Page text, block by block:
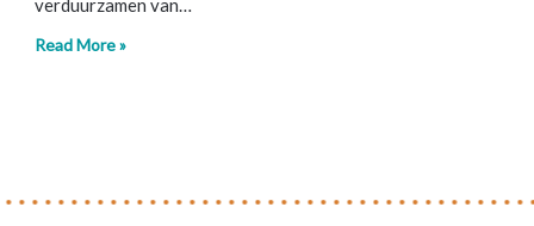
verduurzamen van…
Read More »